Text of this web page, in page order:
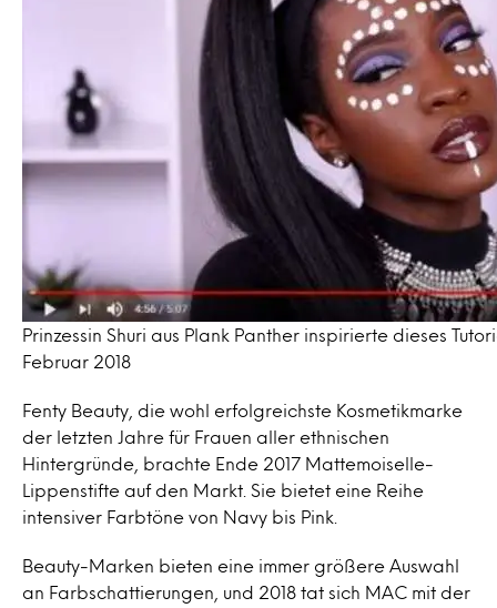
Prinzessin Shuri aus Plank Panther inspirierte dieses
Februar 2018
Fenty Beauty, die wohl erfolgreichste Kosmetikmarke
der letzten Jahre für Frauen aller ethnischen
Hintergründe, brachte Ende 2017 Mattemoiselle-
Lippenstifte auf den Markt. Sie bietet eine Reihe
intensiver Farbtöne von Navy bis Pink.
Beauty-Marken bieten eine immer größere Auswahl
an Farbschattierungen, und 2018 tat sich MAC mit der